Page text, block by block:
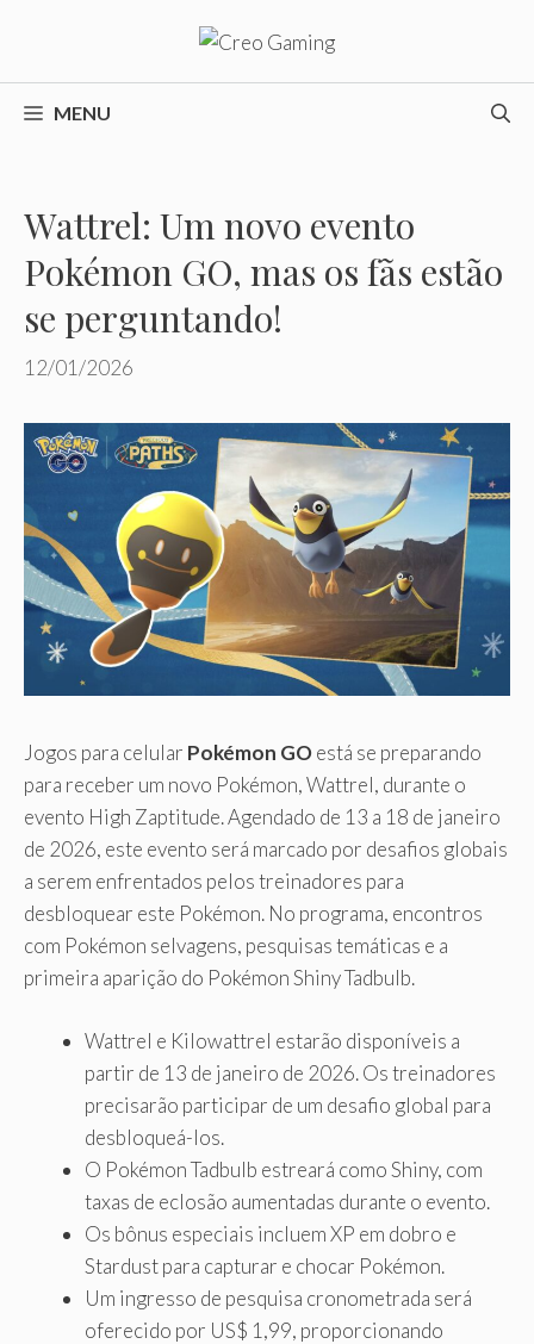
o
conteúdoMENU
Wattrel: Um novo evento
Pokémon GO, mas os fãs estão
se perguntando!
12/01/2026
Jogos para celular Pokémon GOestá se preparando
para receber um novo Pokémon, Wattrel, durante o
evento High Zaptitude. Agendado de 13 a 18 de janeiro
de 2026, este evento será marcado por desafios globais
a serem enfrentados pelos treinadores para
desbloquear este Pokémon. No programa, encontros
com Pokémon selvagens, pesquisas temáticas e a
primeira aparição do Pokémon Shiny Tadbulb.
Wattrel e Kilowattrel estarão disponíveis a
partir de 13 de janeiro de 2026. Os treinadores
precisarão participar de um desafio global para
desbloqueá-los.
O Pokémon Tadbulb estreará como Shiny, com
taxas de eclosão aumentadas durante o evento.
Os bônus especiais incluem XP em dobro e
Stardust para capturar e chocar Pokémon.
Um ingresso de pesquisa cronometrada será
oferecido por US$ 1,99, proporcionando